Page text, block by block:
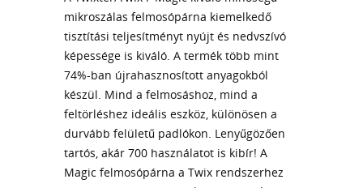
mikroszálas felmosópárna kiemelkedő
tisztítási teljesítményt nyújt és nedvszívó
képessége is kiváló. A termék több mint
74%-ban újrahasznosított anyagokból
készül. Mind a felmosáshoz, mind a
feltörléshez ideális eszköz, különösen a
durvább felületű padlókon. Lenyűgözően
tartós, akár 700 használatot is kibír! A
Magic felmosópárna a Twix rendszerhez